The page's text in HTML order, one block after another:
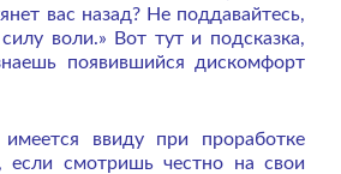
вас назад? Не поддавайтесь,
воли.» Вот тут и подсказка,
появившийся дискомфорт
ввиду при проработке
если смотришь честно на свои